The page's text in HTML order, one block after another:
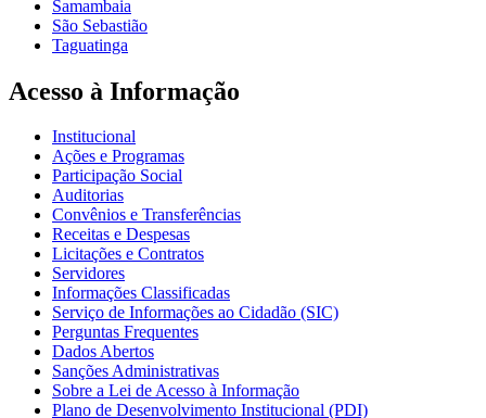
Samambaia
São Sebastião
Taguatinga
Acesso à Informação
Institucional
Ações e Programas
Participação Social
Auditorias
Convênios e Transferências
Receitas e Despesas
Licitações e Contratos
Servidores
Informações Classificadas
Serviço de Informações ao Cidadão (SIC)
Perguntas Frequentes
Dados Abertos
Sanções Administrativas
Sobre a Lei de Acesso à Informação
Plano de Desenvolvimento Institucional (PDI)